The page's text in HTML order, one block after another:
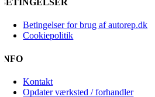
BETINGELSER
Betingelser for brug af autorep.dk
Cookiepolitik
INFO
Kontakt
Opdater værksted / forhandler